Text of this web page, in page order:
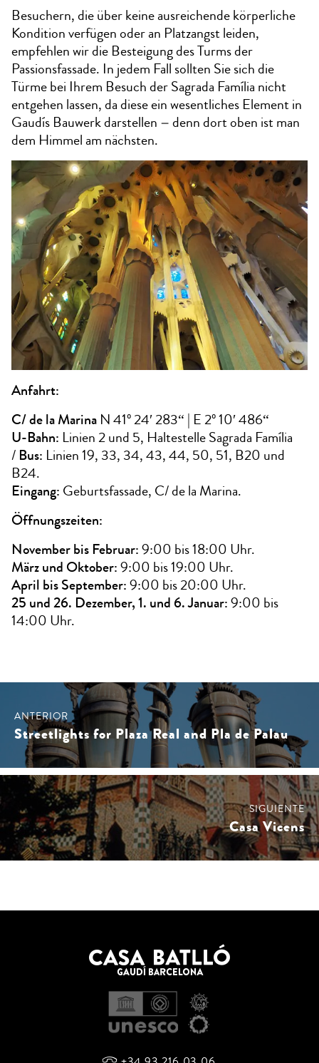
Besuchern, die über keine ausreichende körperliche
Kondition verfügen oder an Platzangst leiden,
empfehlen wir die Besteigung des Turms der
Passionsfassade. In jedem Fall sollten Sie sich die
Türme bei Ihrem Besuch der Sagrada Família nicht
entgehen lassen, da diese ein wesentliches Element in
Gaudís Bauwerk darstellen – denn dort oben ist man
dem Himmel am nächsten.
Anfahrt:
C/ de la Marina N 41º 24′ 283“ | E 2º 10′ 486“
U-Bahn: Linien 2 und 5, Haltestelle Sagrada Família
/ Bus: Linien 19, 33, 34, 43, 44, 50, 51, B20 und
B24.
Eingang: Geburtsfassade, C/ de la Marina.
Öffnungszeiten:
November bis Februar:9:00 bis 18:00 Uhr.
März und Oktober:9:00 bis 19:00 Uhr.
April bis September:9:00 bis 20:00 Uhr.
25 und 26. Dezember, 1. und 6. Januar:9:00 bis
14:00 Uhr.
Beitragsnavigation
ANTERIOR
Streetlights for Plaza Real and Pla de Palau
SIGUIENTE
Casa Vicens